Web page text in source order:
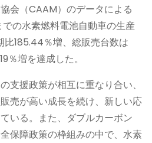
会（CAAM）のデータによる
の水素燃料電池自動車の生産
比185.44％増、総販売台数は
％増を達成した。
支援政策が相互に重なり合い、
売が高い成長を続け、新しい応
いる。また、ダブルカーボン
保障政策の枠組みの中で、水素